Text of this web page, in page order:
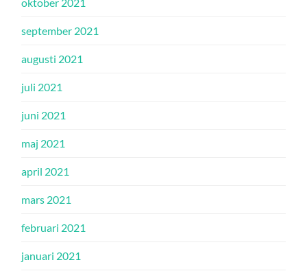
september 2021
augusti 2021
juli 2021
juni 2021
maj 2021
april 2021
mars 2021
februari 2021
januari 2021